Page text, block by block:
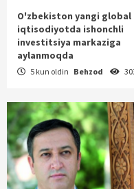
O'zbekiston yangi global
iqtisodiyotda ishonchli
investitsiya markaziga
aylanmoqda
5 kun oldin Behzod